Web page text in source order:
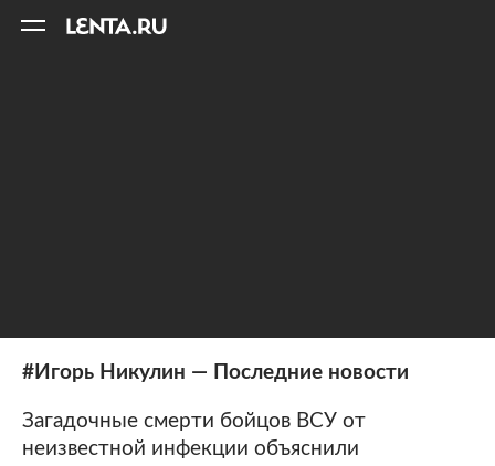
#Игорь Никулин — Последние новости
Загадочные смерти бойцов ВСУ от
неизвестной инфекции объяснили